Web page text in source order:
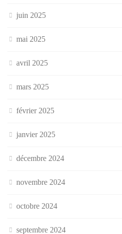
juin 2025
mai 2025
avril 2025
mars 2025
février 2025
janvier 2025
décembre 2024
novembre 2024
octobre 2024
septembre 2024